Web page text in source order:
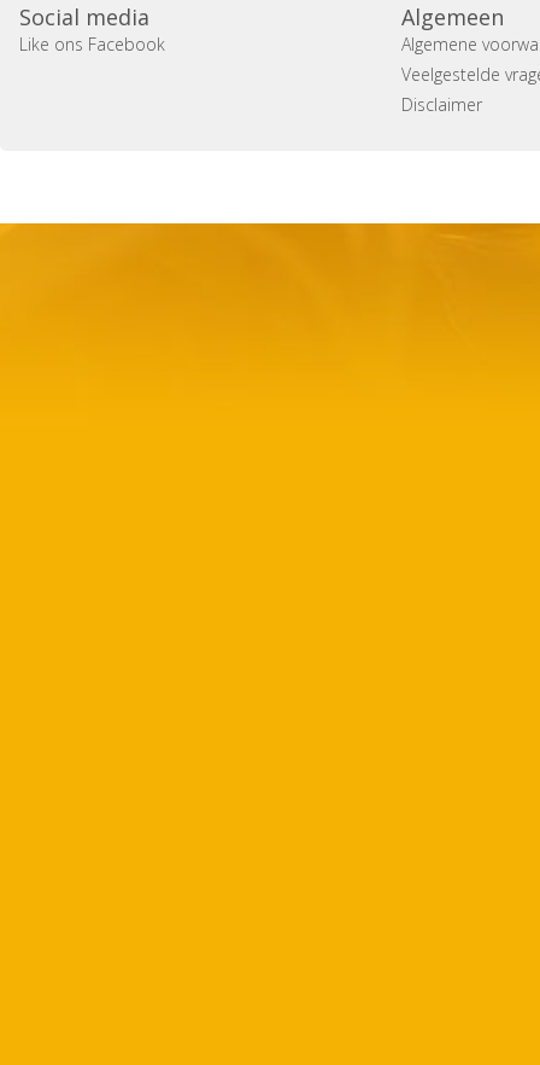
Social media
Like ons Facebook
Algemeen
Algemene
Veelgestelde
Disclaimer